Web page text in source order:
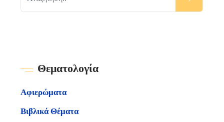
Θεματολογία
Αφιερώματα
Βιβλικά Θέματα